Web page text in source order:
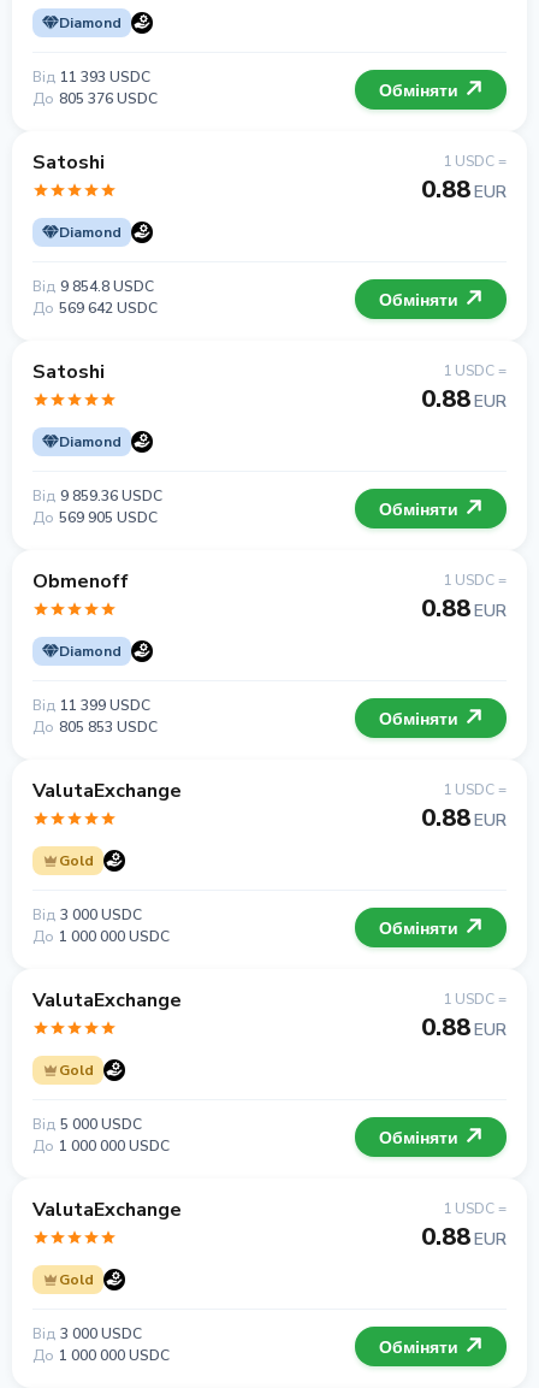
Diamond
Від 11 393 USDC
До 805 376 USDC Обміняти
Satoshi
Diamond
1 USDC =
0.88EUR
Від 9 854.8 USDC
До 569 642 USDC Обміняти
Satoshi
Diamond
1 USDC =
0.88EUR
Від 9 859.36 USDC
До 569 905 USDC Обміняти
Obmenoff
Diamond
1 USDC =
0.88EUR
Від 11 399 USDC
До 805 853 USDC Обміняти
ValutaExchange
Gold
1 USDC =
0.88EUR
Від 3 000 USDC
До 1 000 000 USDC Обміняти
ValutaExchange
Gold
1 USDC =
0.88EUR
Від 5 000 USDC
До 1 000 000 USDC Обміняти
ValutaExchange
Gold
1 USDC =
0.88EUR
Від 3 000 USDC
До 1 000 000 USDC Обміняти